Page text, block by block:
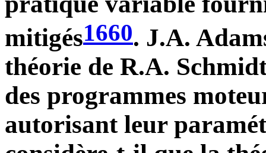
mitigés1660. J.A.
théorie de R.A.
des programmes
autorisant leur